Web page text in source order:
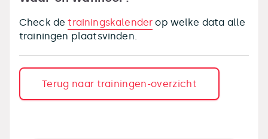
Check detrainingskalender op welke data alle
trainingen plaatsvinden.
Terug naar trainingen-overzicht